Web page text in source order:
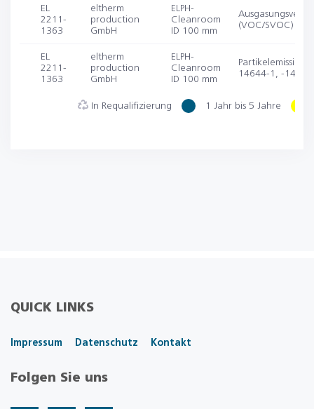
EL
2211-
1363
eltherm
production
GmbH
ELPH-
Cleanroom
ID 100 mm
(VOC/SVOC)
EL
2211-
1363
eltherm
production
GmbH
ELPH-
Cleanroom
ID 100 mm
Partikelemission
14644-1, -14)
In Requalifizierung 1 Jahr bis 5 Jahre
QUICK LINKS
Impressum Datenschutz Kontakt
Folgen Sie uns